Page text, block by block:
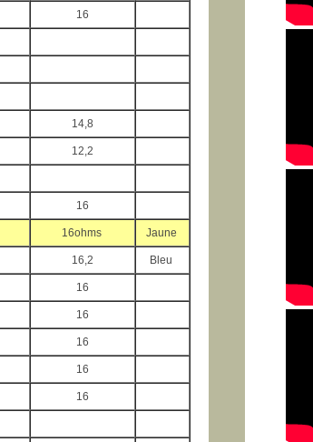
16
14,8
12,2
16
16ohms Jaune
16,2 Bleu
16
16
16
16
16